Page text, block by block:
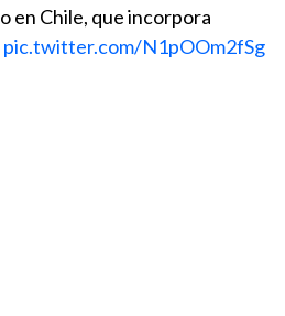
en Chile, que incorpora
pic.twitter.com/N1pOOm2fSg